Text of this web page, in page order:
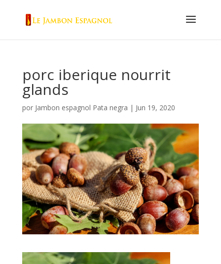
porc iberique nourrit
glands
por Jambon espagnol Pata negra | Jun 19, 2020